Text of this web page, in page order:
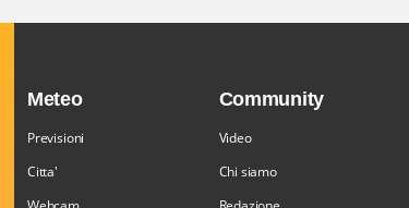
Meteo
Previsioni
Citta'
Community
Video
Chi siamo